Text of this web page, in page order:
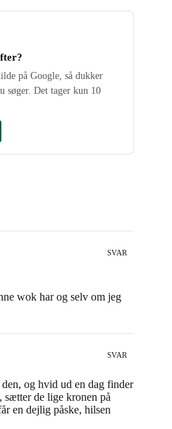
på Google, så dukker
søger. Det tager kun 10
SVAR
wok har og selv om jeg
SVAR
og hvid ud en dag finder
sætter de lige kronen på
en dejlig påske, hilsen